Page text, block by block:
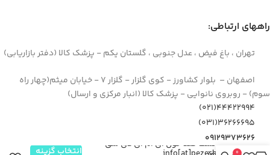
راههای ارتباطی:
تهران ، باغ فیض ، عدل جنوبی ، گلستان یکم - پزشک کالا (دفتر بازاریابی)
اصفهان – بلوار کشاورز - کوی گلزار - گلزار 7 - خیابان میثم(چهار راه
سوم) - روبروی نانوایی - پزشک کالا (انبار مرکزی و ارسال)
44422994(021)
۳۶۲۶۶۶۹۵(۰۳۱)
۰۹۱۲۹۳۷۳۶۲۶نوار تست قند خون آی ام ای دی سی
انتخاب گزینه 0